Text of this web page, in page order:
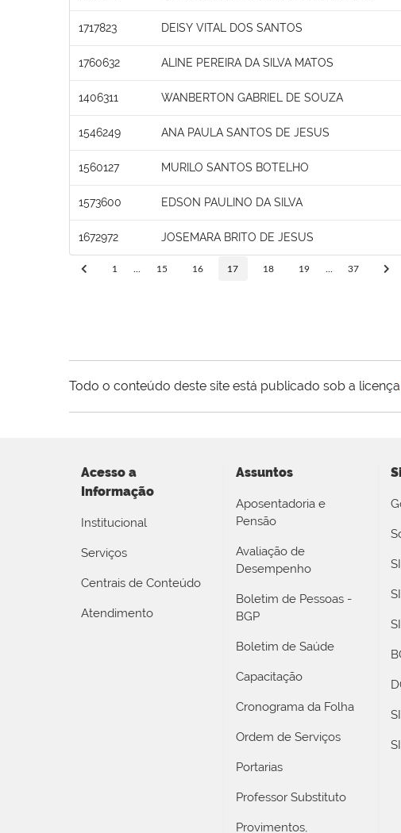
1717823 DEISY VITAL DOS SANTOS
1760632 ALINE PEREIRA DA SILVA MATOS
1406311 WANBERTON GABRIEL DE SOUZA
1546249 ANA PAULA SANTOS DE JESUS
1560127 MURILO SANTOS BOTELHO
1573600 EDSON PAULINO DA SILVA
1672972 JOSEMARA BRITO DE JESUS
1 15 16 17 18 19 37
Todo o conteúdo deste site está publicado sob a licença
Acesso a
Informação
Institucional
Serviços
Centrais de Conteúdo
Atendimento
Assuntos
Aposentadoria e
Pensão
Avaliação de
Desempenho
Boletim de Pessoas -
BGP
Boletim de Saúde
Capacitação
Cronograma da Folha
Ordem de Serviços
Portarias
Professor Substituto
Provimentos,